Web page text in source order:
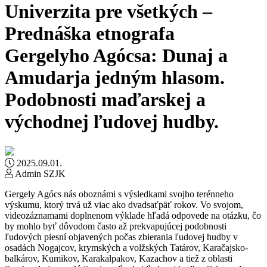
U niverzita pre všetkých –
Prednáška etnografa
Gergelyho Agócsa: Dunaj a
Amudarja jedným hlasom.
Podobnosti maďarskej a
východnej ľudovej hudby.
2025.09.01.
Admin SZJK
Gergely Agócs nás oboznámi s výsledkami svojho terénneho
výskumu, ktorý trvá už viac ako dvadsaťpäť rokov. Vo svojom,
videozáznamami doplnenom výklade hľadá odpovede na otázku, čo
by mohlo byť dôvodom často až prekvapujúcej podobnosti
ľudových piesní objavených počas zbierania ľudovej hudby v
osadách Nogajcov, krymských a volžských Tatárov, Karačajsko-
balkárov, Kumikov, Karakalpakov, Kazachov a tiež z oblasti